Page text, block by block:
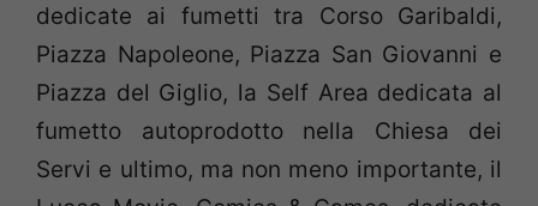
dedicate ai fumetti tra Corso Garibaldi,
Piazza Napoleone, Piazza San Giovanni e
Piazza del Giglio, la Self Area dedicata al
fumetto autoprodotto nella Chiesa dei
Servi e ultimo, ma non meno importante, il